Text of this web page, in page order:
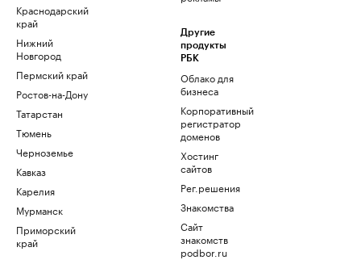
Краснодарский
край
Нижний
Новгород
Пермский край
Ростов-на-Дону
Татарстан
Тюмень
Черноземье
Кавказ
Карелия
Мурманск
Приморский
край
Другие
продукты
РБК
Облако для
бизнеса
Корпоративный
регистратор
доменов
Хостинг
сайтов
Рег.решения
Знакомства
Сайт
знакомств
podbor.ru